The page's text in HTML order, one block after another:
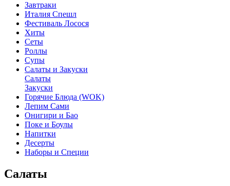
Завтраки
Италия Спешл
Фестиваль Лосося
Хиты
Сеты
Роллы
Супы
Салаты и Закуски
Салаты
Закуски
Горячие Блюда (WOK)
Лепим Сами
Онигири и Бао
Поке и Боулы
Напитки
Десерты
Наборы и Специи
Салаты